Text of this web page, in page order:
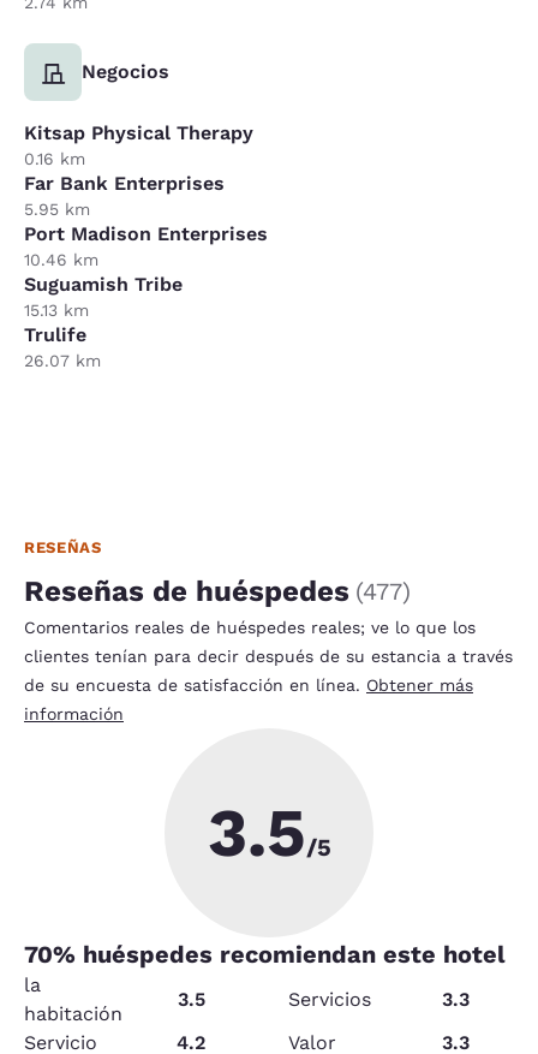
Negocios
Kitsap Physical Therapy
0.16 km
Far Bank Enterprises
5.95 km
Port Madison Enterprises
10.46 km
Suguamish Tribe
15.13 km
Trulife
26.07 km
RESEÑAS
Reseñas de huéspedes (477)
Comentarios reales de huéspedes reales; ve lo que los
clientes tenían para decir después de su estancia a través
de su encuesta de satisfacción en línea. Obtener más
información
3.5/5
70% huéspedes recomiendan este hotel
la
habitación
3.5 Servicios
3.3
Servicio
4.2 Valor
3.3